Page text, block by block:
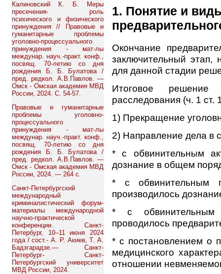
Калиновский К. Б. Меры
пресечения- роль
психического и физического
принуждения // Правовые и
гуманитарные проблемы
уголовно-процессуального
принуждения - мат-лы
междунар. науч.-практ. конф.,
посвящ. 70-летию со дня
рождения Б. Б. Булатова /
пред. редкол. А.В.Павлов. —
Омск - Омская академия МВД
России, 2024. С. 54-57.
Правовые и гуманитарные
проблемы уголовно-
процессуального
принуждения - мат-лы
междунар. науч.-практ. конф.,
посвящ. 70-летию со дня
рождения Б. Б. Булатова /
пред. редкол. А.В.Павлов. —
Омск - Омская академия МВД
России, 2024. — 264 с.
Санкт-Петербургский
международный
криминалистический форум-
материалы международной
научно-практической
конференции. Санкт-
Петербург, 10–11 июня 2024
года / сост.- А. Р. Акиев, Т. А.
Бадзгарадзе.— Санкт-
Петербург- Санкт-
Петербургский университет
МВД России, 2024.
1. Понятие и
Окончание
заключительный этап,
для данной стадии
Итоговое решение
расследования (ч. 1 ст.
1) Прекращение
2) Направление дела в
* с обвинительным
дознание в общем
* с обвинительным
производилось
* с
проводилось
* с постановлением о
медицинского
отношении